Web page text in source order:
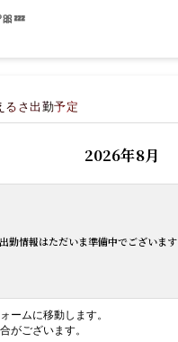
るさ出勤予定
2026年8月
出勤情報はただいま準備中でございます
ームに移動します。
がございます。